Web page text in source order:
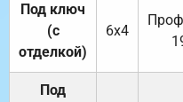
Под ключ
(с
отделкой)
6х4
Под